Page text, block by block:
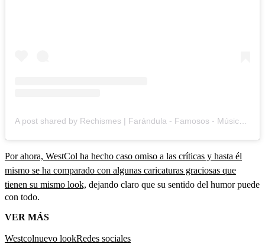
Por ahora, WestCol ha hecho caso omiso a las críticas y hasta él
mismo se ha comparado con algunas caricaturas graciosas que
tienen su mismo look, dejando claro que su sentido del humor puede
con todo.
VER MÁS
Westcolnuevo lookRedes sociales